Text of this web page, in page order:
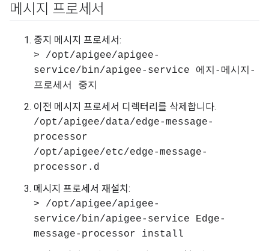
메시지 프로세서
중지 메시지 프로세서:
> /opt/apigee/apigee-
service/bin/apigee-service 에지-메시지-
프로세서 중지
이전 메시지 프로세서 디렉터리를 삭제합니다.
/opt/apigee/data/edge-message-
processor
/opt/apigee/etc/edge-message-
processor.d
메시지 프로세서 재설치:
> /opt/apigee/apigee-
service/bin/apigee-service Edge-
message-processor install